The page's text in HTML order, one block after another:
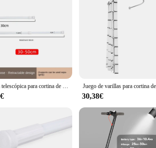
Barra telescópica para cortina de ducha, longitud ajustable, sin necesidad de perforación, adecuada para ventana, armario de baño, 1 ud.
30,38€